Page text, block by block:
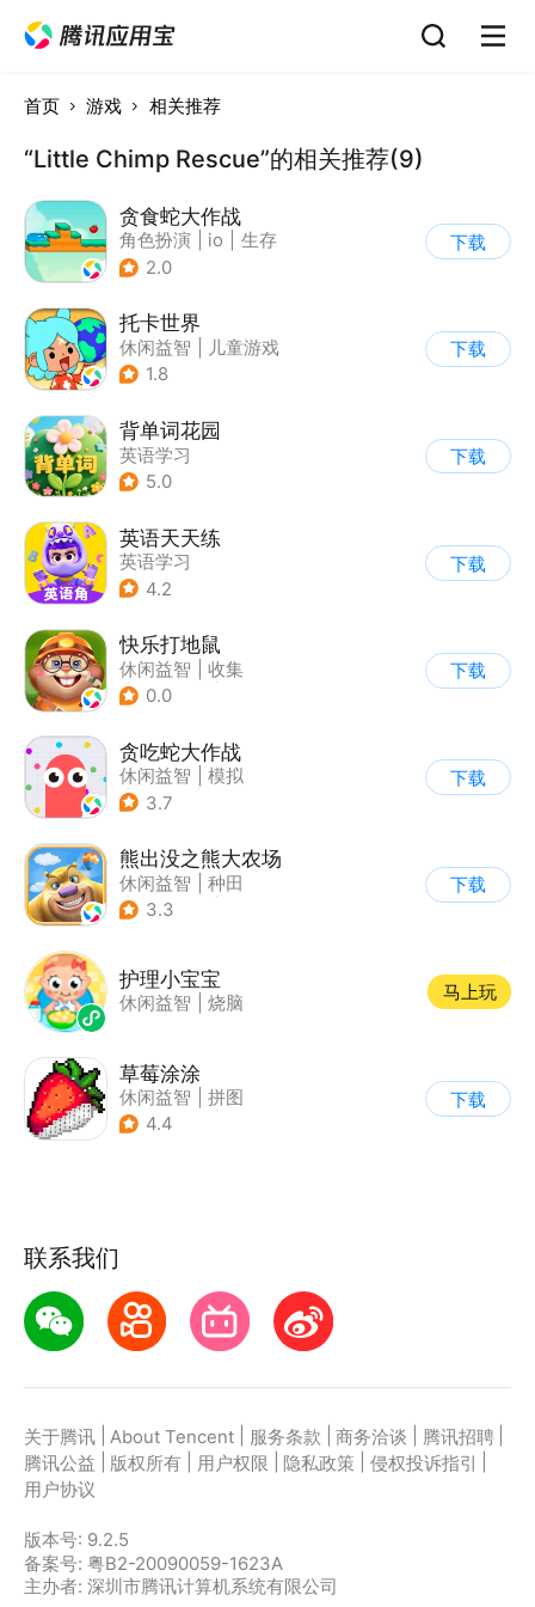
首页 游戏 相关推荐
“Little Chimp Rescue”的相关推荐(9)
贪食蛇大作战
角色扮演 io
生存
| 萌系
2.0
下载
托卡世界
休闲益智
儿童游戏
1.8
下载
背单词花园
英语学习
5.0
下载
英语天天练
英语学习
4.2
下载
快乐打地鼠
休闲益智
收集
| 儿童游戏
0.0
下载
贪吃蛇大作战
休闲益智
模拟
| 贪吃蛇
3.7
下载
熊出没之熊大农场
休闲益智
种田
| 田园生活
3.3
下载
护理小宝宝
休闲益智 烧脑
马上玩
草莓涂涂
休闲益智
拼图
| 学习教育
4.4
下载
联系我们
关于腾讯 About Tencent 服务条款 商务洽谈 腾讯招聘
腾讯公益
版权所有 用户权限 隐私政策 侵权投诉指引
用户协议
版本号: 9.2.5
备案号: 粤B2-20090059-1623A
主办者: 深圳市腾讯计算机系统有限公司